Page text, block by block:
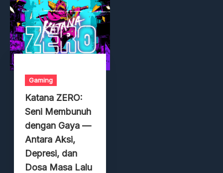
Gaming
Katana ZERO:
Seni Membunuh
dengan Gaya —
Antara Aksi,
Depresi, dan
Dosa Masa Lalu